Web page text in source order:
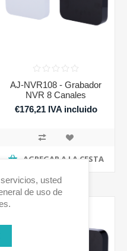
AJ-NVR108 - Grabador
NVR 8 Canales
€176,21 IVA incluido
AGREGAR A LA CESTA
usted
de uso de